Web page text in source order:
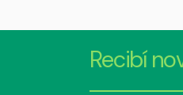
Recibí